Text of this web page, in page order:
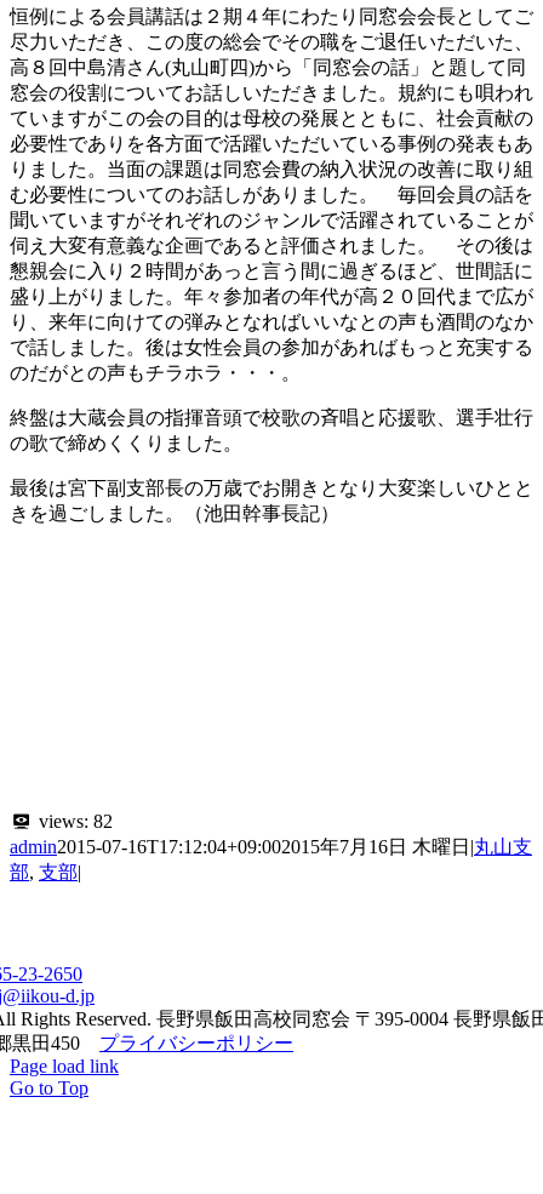
恒例による会員講話は２期４年にわたり同窓会会長としてご
尽力いただき、この度の総会でその職をご退任いただいた、
高８回中島清さん(丸山町四)から「同窓会の話」と題して同
窓会の役割についてお話しいただきました。規約にも唄われ
ていますがこの会の目的は母校の発展とともに、社会貢献の
必要性でありを各方面で活躍いただいている事例の発表もあ
りました。当面の課題は同窓会費の納入状況の改善に取り組
む必要性についてのお話しがありました。 毎回会員の話を
聞いていますがそれぞれのジャンルで活躍されていることが
伺え大変有意義な企画であると評価されました。 その後は
懇親会に入り２時間があっと言う間に過ぎるほど、世間話に
盛り上がりました。年々参加者の年代が高２０回代まで広が
り、来年に向けての弾みとなればいいなとの声も酒間のなか
で話しました。後は女性会員の参加があればもっと充実する
のだがとの声もチラホラ・・・。
終盤は大蔵会員の指揮音頭で校歌の斉唱と応援歌、選手壮行
の歌で締めくくりました。
最後は宮下副支部長の万歳でお開きとなり大変楽しいひとと
きを過ごしました。（池田幹事長記）
views: 82
admin2015-07-16T17:12:04+09:002015年7月16日 木曜日 |丸山支
部, 支部|
23-2650
d.jp
Rights Reserved. 長野県飯田高校同窓会 〒395-0004 長野県飯
黒田450 プライバシーポリシー
Page load link
Go to Top